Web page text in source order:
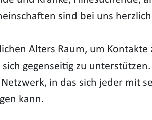
sind bei uns
Alters Raum, um Kontakte
gegenseitig zu
in das sich jeder mit
kann.